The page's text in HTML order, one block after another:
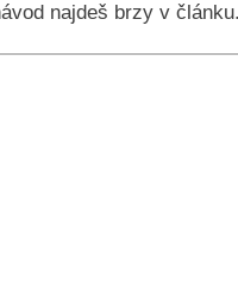
najdeš brzy v článku.